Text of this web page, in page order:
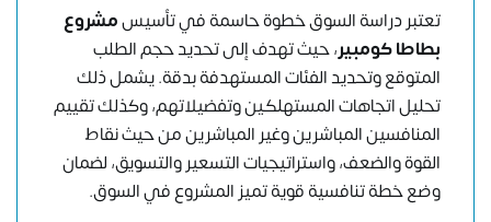
تعتبر دراسة السوق خطوة حاسمة في تأسيسمشروع
بطاطا كومبير، حيث تهدف إلى تحديد حجم الطلب
المتوقع وتحديد الفئات المستهدفة بدقة. يشمل ذلك
تحليل اتجاهات المستهلكين وتفضيلاتهم، وكذلك تقييم
المنافسين المباشرين وغير المباشرين من حيث نقاط
القوة والضعف، واستراتيجيات التسعير والتسويق، لضمان
وضع خطة تنافسية قوية تميز المشروع في السوق.